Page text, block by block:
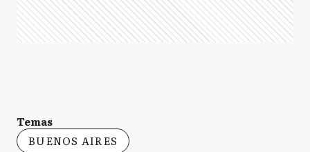
Temas
BUENOS AIRES